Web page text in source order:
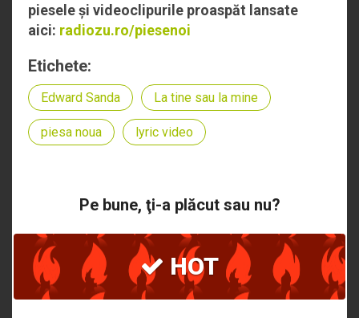
piesele și videoclipurile proaspăt lansate
aici: radiozu.ro/piesenoi
Etichete:
Edward Sanda La tine sau la mine
piesa noua lyric video
Pe bune, ţi-a plăcut sau nu?
HOT